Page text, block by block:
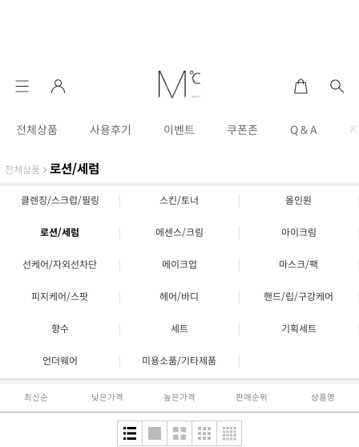
전체상품 사용후기 이벤트 쿠폰존 Q & A
전체상품 > 로션/세럼
클렌징/스크럽/필링 스킨/토너 올인원
로션/세럼 에센스/크림 아이크림
선케어/자외선차단 메이크업 마스크/팩
피지케어/스팟 헤어/바디 핸드/립/구강케어
향수 세트 기획세트
언더웨어 미용소품/기타제품
최신순 낮은가격 높은가격 판매순위 상품명